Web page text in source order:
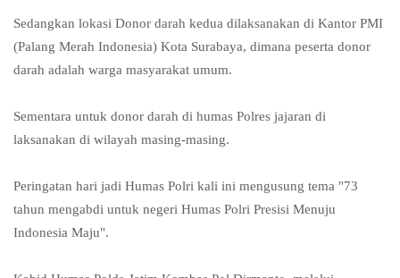
Sedangkan lokasi Donor darah kedua dilaksanakan di Kantor PMI
(Palang Merah Indonesia) Kota Surabaya, dimana peserta donor
darah adalah warga masyarakat umum.
Sementara untuk donor darah di humas Polres jajaran di
laksanakan di wilayah masing-masing.
Peringatan hari jadi Humas Polri kali ini mengusung tema "73
tahun mengabdi untuk negeri Humas Polri Presisi Menuju
Indonesia Maju".